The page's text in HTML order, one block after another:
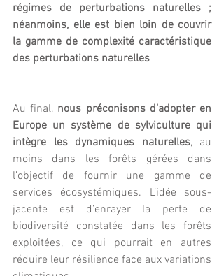
régimes de perturbations naturelles ;
néanmoins, elle est bien loin de couvrir
la gamme de complexité caractéristique
des perturbations naturelles
Au final, nous préconisons d’adopter en
Europe un système de sylviculture qui
intègre les dynamiques naturelles, au
moins dans les forêts gérées dans
l’objectif de fournir une gamme de
services écosystémiques. L’idée sous-
jacente est d’enrayer la perte de
biodiversité constatée dans les forêts
exploitées, ce qui pourrait en autres
réduire leur résilience face aux variations